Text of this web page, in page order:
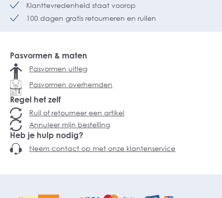
Klanttevredenheid staat voorop
100 dagen gratis retourneren en ruilen
Pasvormen & maten
Pasvormen uitleg
Pasvormen overhemden
Regel het zelf
Ruil of retourneer een artikel
Annuleer mijn bestelling
Heb je hulp nodig?
Neem contact op met onze klantenservice